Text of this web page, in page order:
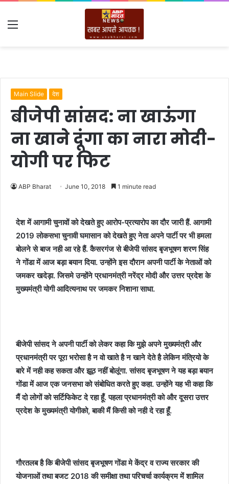
Menu
Main Slide देश
बीजेपी सांसद: ना खाऊंगा
ना खाने दूंगा का नारा मोदी-
योगी पर फिट
ABP Bharat June 10, 2018 1 minute read
देश में आगामी चुनावों को देखते हुए आरोप-प्रत्यारोप का दौर जारी हैं. आगामी
2019 लोकसभा चुनावी घमासान को देखते हुए नेता अपने पार्टी पर भी हमला
बोलने से बाज नही आ रहे हैं. कैसरगंज से बीजेपी सांसद बृजभूषण शरण सिंह
ने गोंडा में आज बड़ा बयान दिया. उन्होंने इस दौरान अपनी पार्टी के नेताओं को
जमकर खदेड़ा. जिसमे उन्होंने प्रधानमंत्री नरेंद्र मोदी और उत्तर प्रदेश के
मुख्यमंत्री योगी आदित्यनाथ पर जमकर निशाना साधा.
बीजेपी सांसद ने अपनी पार्टी को लेकर कहा कि मुझे अपने मुख्यमंत्री और
प्रधानमंत्री पर पूरा भरोसा है न वो खाते है न खाने देते है लेकिन मंत्रियो के
बारे में नही कह सकता और झूठ नहीं बोलूंगा. सांसद बृजभूषण ने यह बड़ा बयान
गोंडा में आज एक जनसभा को संबोधित करते हुए कहा. उन्होंने यह भी कहा कि
मैं दो लोगों को सर्टिफिकेट दे रहा हूँ. पहला प्रधानमंत्री को और दूसरा उत्तर
प्रदेश के मुख्यमंत्री योगीको, बाकी मैं किसी को नही दे रहा हूँ.
गौरतलब है कि बीजेपी सांसद बृजभूषण गोंडा मे केंद्र व राज्य सरकार की
योजनाओं तथा बजट 2018 की समीक्षा तथा परिचर्चा कार्यक्रम में शामिल